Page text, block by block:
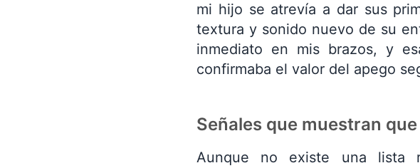
mi hijo se atrevía a dar sus
textura y sonido nuevo de su
inmediato en mis brazos, y
confirmaba el valor del apego
Señales que muestran
Aunque no existe una lista